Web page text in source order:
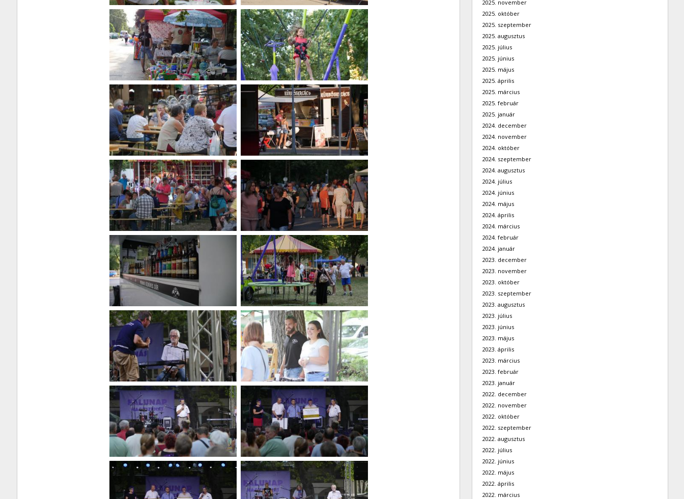
2025. november
2025. október
2025. szeptember
2025. augusztus
2025. július
2025. június
2025. május
2025. április
2025. március
2025. február
2025. január
2024. december
2024. november
2024. október
2024. szeptember
2024. augusztus
2024. július
2024. június
2024. május
2024. április
2024. március
2024. február
2024. január
2023. december
2023. november
2023. október
2023. szeptember
2023. augusztus
2023. július
2023. június
2023. május
2023. április
2023. március
2023. február
2023. január
2022. december
2022. november
2022. október
2022. szeptember
2022. augusztus
2022. július
2022. június
2022. május
2022. április
2022. március